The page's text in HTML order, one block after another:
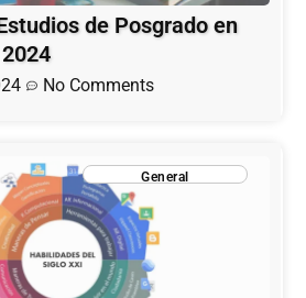
de Posgrado en
No Comments
General